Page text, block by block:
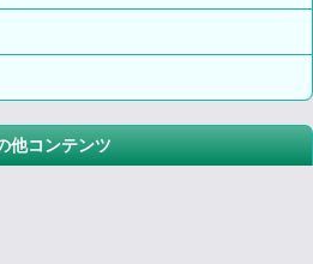
他コンテンツ